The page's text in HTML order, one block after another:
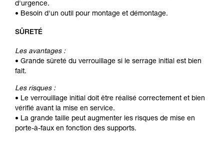
d'urgence.
• Besoin d'un outil pour montage et démontage.
SÛRETÉ
Les avantages :
• Grande sûreté du verrouillage si le serrage initial est bien
fait.
Les risques :
• Le verrouillage initial doit être réalisé correctement et bien
vérifié avant la mise en service.
• La grande taille peut augmenter les risques de mise en
porte-à-faux en fonction des supports.